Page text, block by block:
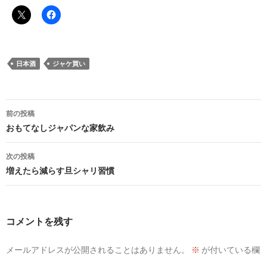
日本酒 ジャケ買い
投
稿
ナ
ビ
ゲ
前の投稿
おもてなしジャパンな家飲み
次の投稿
増えたら減らす旦シャリ習慣
コメントを残す
メールアドレスが公開されることはありません。 ※ が付いている欄